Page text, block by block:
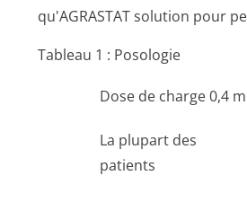
qu'AGRASTAT solution pour
Tableau 1 : Posologie
Dose de charge 0,4
La plupart des
patients